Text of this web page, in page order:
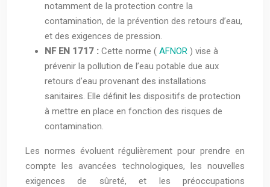
notamment de la protection contre la
contamination, de la prévention des retours d’eau,
et des exigences de pression.
NF EN 1717 : Cette norme ( AFNOR ) vise à
prévenir la pollution de l’eau potable due aux
retours d’eau provenant des installations
sanitaires. Elle définit les dispositifs de protection
à mettre en place en fonction des risques de
contamination.
Les normes évoluent régulièrement pour prendre en
compte les avancées technologiques, les nouvelles
exigences de sûreté, et les préoccupations